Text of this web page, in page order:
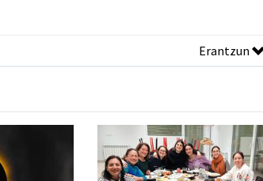
Erantzun